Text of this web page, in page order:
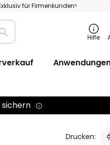
für Firmenkunden⁵
Suche Hilfe
Drucken: